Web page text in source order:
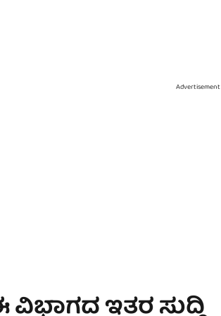
Advertisement